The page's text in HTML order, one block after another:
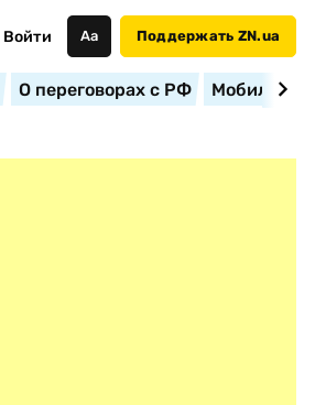
Войти Аа Поддержать ZN.ua
О переговорах с РФ